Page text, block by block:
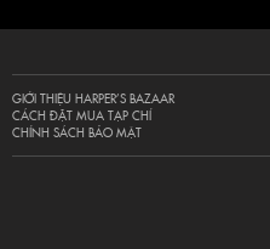
GIỚI THIỆU HARPER’S BAZAAR
CÁCH ĐẶT MUA TẠP CHÍ
CHÍNH SÁCH BẢO MẬT